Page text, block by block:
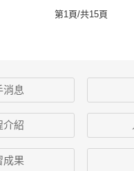
第1頁/共15頁
消息
介紹
成果